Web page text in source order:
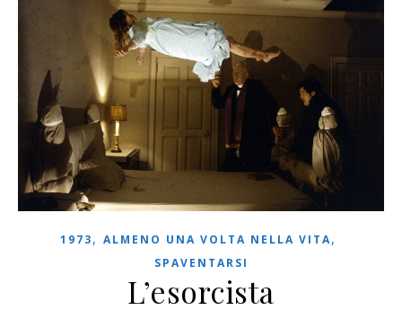
1973, ALMENO UNA VOLTA NELLA VITA,
SPAVENTARSI
L’esorcista